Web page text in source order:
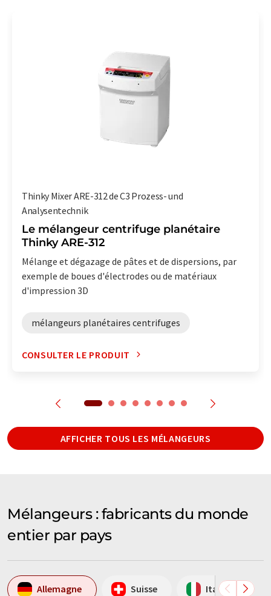
Thinky Mixer ARE-312 de C3 Prozess- und
Analysentechnik
Le mélangeur centrifuge planétaire
Thinky ARE-312
Mélange et dégazage de pâtes et de dispersions, par
exemple de boues d'électrodes ou de matériaux
d'impression 3D
mélangeurs planétaires centrifuges
CONSULTER LE PRODUIT
AFFICHER TOUS LES MÉLANGEURS
Mélangeurs : fabricants du monde
entier par pays
Allemagne Suisse Italie